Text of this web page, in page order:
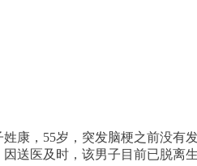
康，55岁，突发脑梗之前没有
因送医及时，该男子目前已脱离